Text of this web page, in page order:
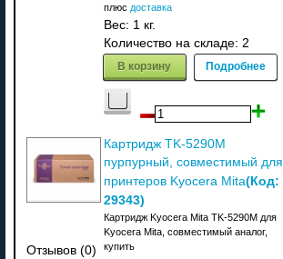
плюс доставка
Вес: 1 кг.
Количество на складе: 2
В корзину Подробнее
Отзывов (0)
Картридж TK-5290M
пурпурный, совместимый для
принтеров Kyocera Mita(Код:
29343)
Картридж Kyocera Mita TK-5290M для
Kyocera Mita, совместимый аналог,
купить